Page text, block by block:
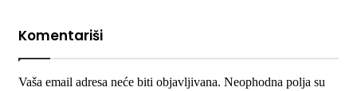
Komentariši
Vaša email adresa neće biti objavljivana. Neophodna polja su